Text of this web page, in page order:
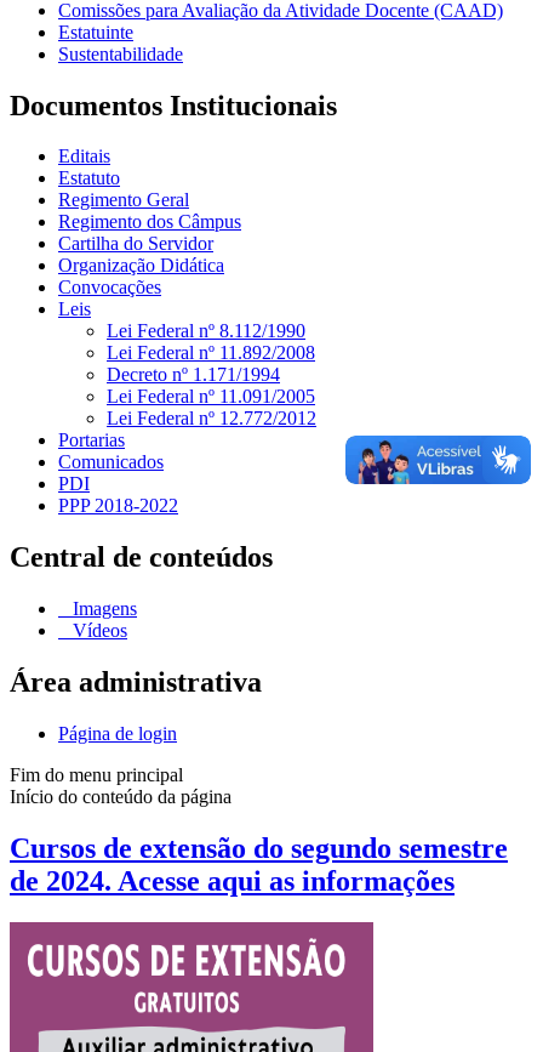
Comissões para Avaliação da Atividade Docente (CAAD)
Estatuinte
Sustentabilidade
Documentos Institucionais
Editais
Estatuto
Regimento Geral
Regimento dos Câmpus
Cartilha do Servidor
Organização Didática
Convocações
Leis
Lei Federal nº 8.112/1990
Lei Federal nº 11.892/2008
Decreto nº 1.171/1994
Lei Federal nº 11.091/2005
Lei Federal nº 12.772/2012
Portarias
Comunicados
PDI
PPP 2018-2022
Central de conteúdos
Imagens
Vídeos
Área administrativa
Página de login
Fim do menu principal
Início do conteúdo da página
Cursos de extensão do segundo semestre
de 2024. Acesse aqui as informações